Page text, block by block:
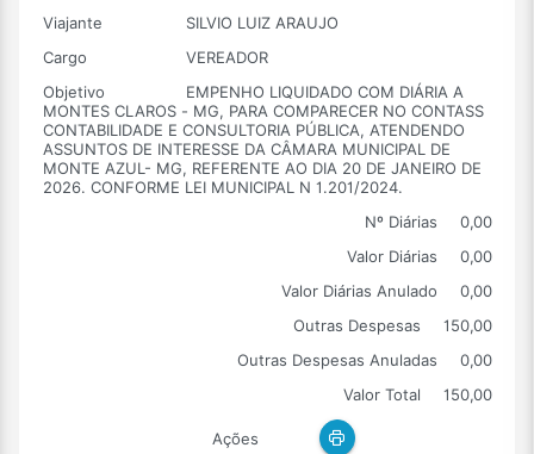
Viajante
SILVIO LUIZ ARAUJO
Cargo
VEREADOR
Objetivo
EMPENHO LIQUIDADO COM DIÁRIA A
MONTES CLAROS - MG, PARA COMPARECER NO CONTASS
CONTABILIDADE E CONSULTORIA PÚBLICA, ATENDENDO
ASSUNTOS DE INTERESSE DA CÂMARA MUNICIPAL DE
MONTE AZUL- MG, REFERENTE AO DIA 20 DE JANEIRO DE
2026. CONFORME LEI MUNICIPAL N 1.201/2024.
Nº Diárias
0,00
Valor Diárias
0,00
Valor Diárias Anulado
0,00
Outras Despesas
150,00
Outras Despesas Anuladas
0,00
Valor Total
150,00
Ações